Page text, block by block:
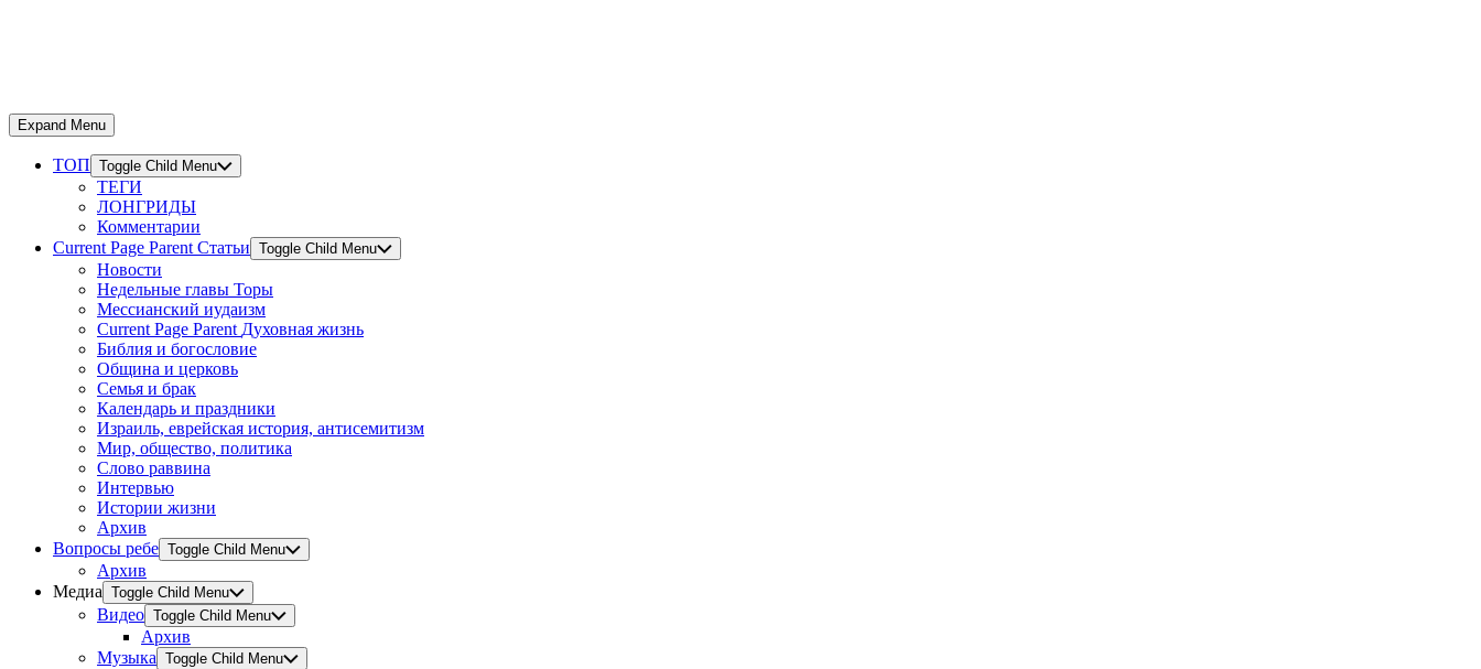
Expand Menu
ТОП Toggle Child Menu
ТЕГИ
ЛОНГРИДЫ
Комментарии
Current Page Parent Статьи Toggle Child Menu
Новости
Недельные главы Торы
Мессианский иудаизм
Current Page Parent Духовная жизнь
Библия и богословие
Община и церковь
Семья и брак
Календарь и праздники
Израиль, еврейская история, антисемитизм
Мир, общество, политика
Слово раввина
Интервью
Истории жизни
Архив
Вопросы ребе Toggle Child Menu
Архив
Медиа Toggle Child Menu
Видео Toggle Child Menu
Архив
Музыка Toggle Child Menu